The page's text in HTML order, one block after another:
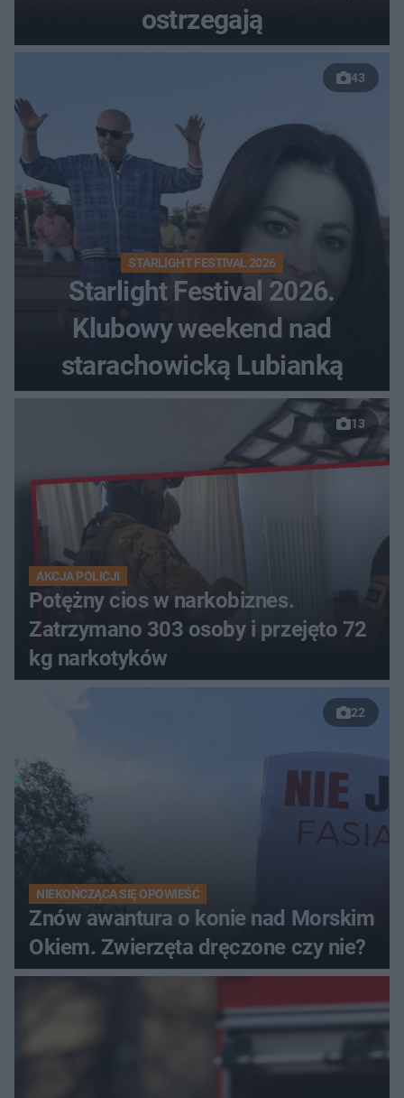
ostrzegają
43
STARLIGHT FESTIVAL 2026
Starlight Festival 2026.
Klubowy weekend nad
starachowicką Lubianką
13
AKCJA POLICJI
Potężny cios w narkobiznes.
Zatrzymano 303 osoby i przejęto 72
kg narkotyków
22
NIEKOŃCZĄCA SIĘ OPOWIEŚĆ
Znów awantura o konie nad Morskim
Okiem. Zwierzęta dręczone czy nie?